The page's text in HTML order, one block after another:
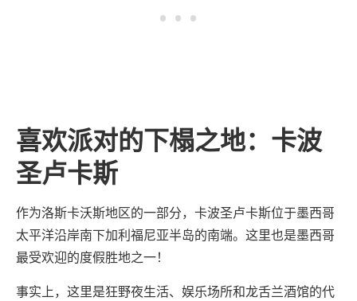
喜欢派对的下榻之地：卡波
圣卢卡斯
作为洛斯卡沃斯地区的一部分，卡波圣卢卡斯位于墨西哥
太平洋沿岸南下加利福尼亚半岛的南端。这里也是墨西哥
最受欢迎的度假胜地之一！
事实上，这里是狂野夜生活、娱乐场所和龙舌兰酒馆的代